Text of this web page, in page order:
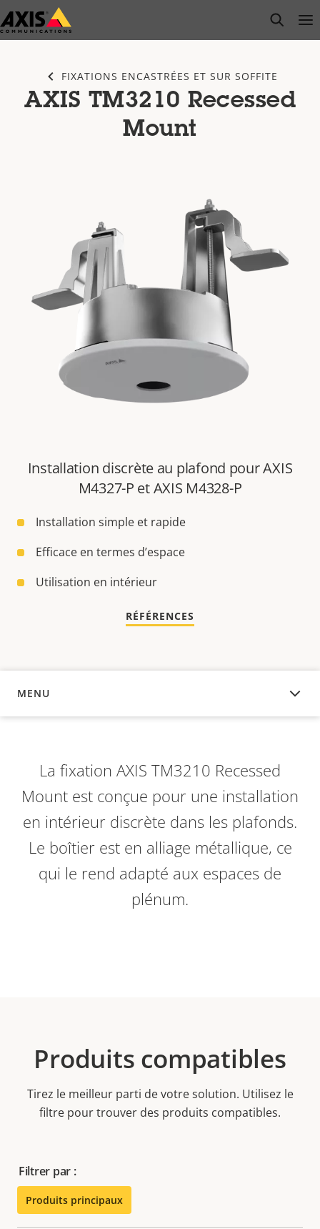
Passer
au
open
FIXATIONS ENCASTRÉES ET SUR SOFFITE
AXIS TM3210 Recessed
Mount
Installation discrète au plafond pour AXIS
M4327-P et AXIS M4328-P
Installation simple et rapide
Efficace en termes d’espace
Utilisation en intérieur
RÉFÉRENCES
MENU
APERÇU
La fixation AXIS TM3210 Recessed
Mount est conçue pour une installation
en intérieur discrète dans les plafonds.
Le boîtier est en alliage métallique, ce
qui le rend adapté aux espaces de
plénum.
Produits compatibles
Tirez le meilleur parti de votre solution. Utilisez le
filtre pour trouver des produits compatibles.
Filtrer par :
Produits principaux